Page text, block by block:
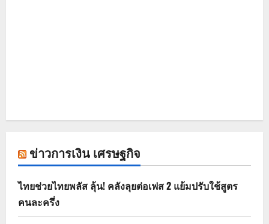
ข่าวการเงิน เศรษฐกิจ
ไทยช่วยไทยพลัส ลุ้น! คลังลุยต่อเฟส 2 แย้มปรับใช้สูตร
คนละครึ่ง